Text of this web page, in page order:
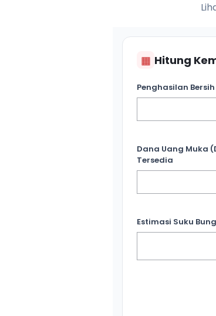
▦ Hitung
Penghasilan
Dana Uang Muka
Tersedia
Estimasi Suku